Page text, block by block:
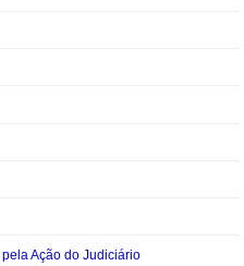
Ação do Judiciário